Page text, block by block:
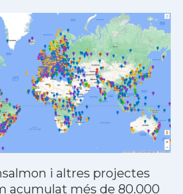
i altres projectes
acumulat més de 80.000